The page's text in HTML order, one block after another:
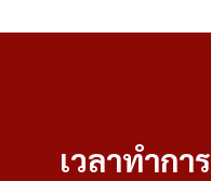
เวลาทำการ